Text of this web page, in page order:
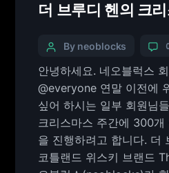
더 브루디 헨의 크
By neoblocks
안녕하세요. 네오블럭스
@everyone 연말 이전에
싶어 하시는 일부 회원님
크리스마스 주간에 300개
을 진행하려고 합니다. 더
코틀랜드 위스키 브랜드